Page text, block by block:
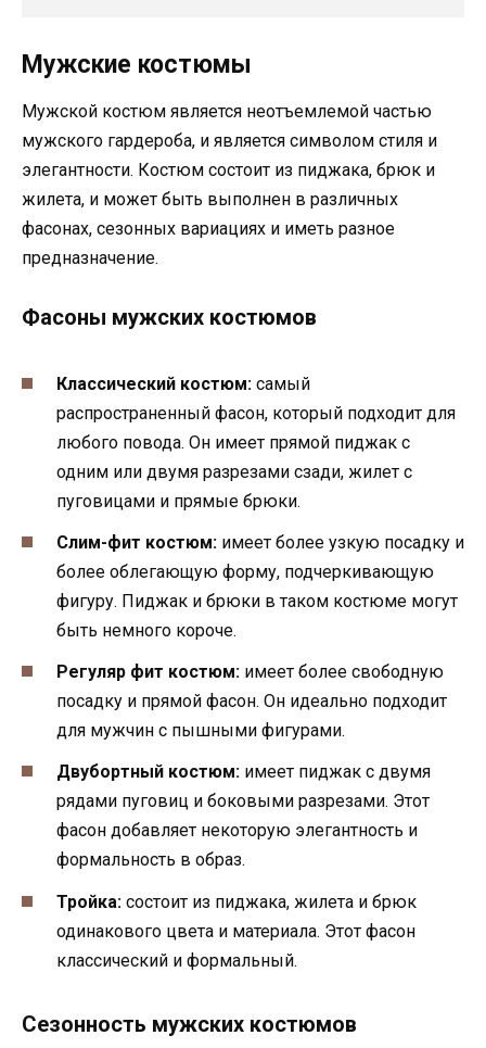
Мужские костюмы
Мужской костюм является неотъемлемой частью
мужского гардероба, и является символом стиля и
элегантности. Костюм состоит из пиджака, брюк и
жилета, и может быть выполнен в различных
фасонах, сезонных вариациях и иметь разное
предназначение.
Фасоны мужских костюмов
Классический костюм: самый
распространенный фасон, который подходит для
любого повода. Он имеет прямой пиджак с
одним или двумя разрезами сзади, жилет с
пуговицами и прямые брюки.
Слим-фит костюм: имеет более узкую посадку и
более облегающую форму, подчеркивающую
фигуру. Пиджак и брюки в таком костюме могут
быть немного короче.
Регуляр фит костюм: имеет более свободную
посадку и прямой фасон. Он идеально подходит
для мужчин с пышными фигурами.
Двубортный костюм: имеет пиджак с двумя
рядами пуговиц и боковыми разрезами. Этот
фасон добавляет некоторую элегантность и
формальность в образ.
Тройка: состоит из пиджака, жилета и брюк
одинакового цвета и материала. Этот фасон
классический и формальный.
Сезонность мужских костюмов